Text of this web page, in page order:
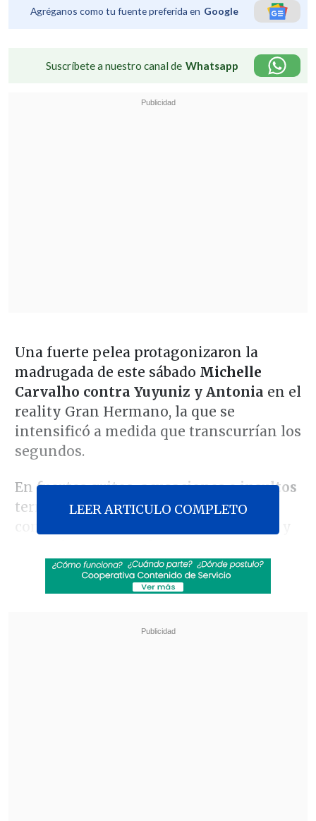
Agréganos como tu fuente preferida en Google
Suscríbete a nuestro canal de Whatsapp
Una fuerte pelea protagonizaron la
madrugada de este sábado Michelle
Carvalho contra Yuyuniz y Antonia en el
reality Gran Hermano, la que se
intensificó a medida que transcurrían los
segundos.
En fuertes gritos, acusaciones e insultos
terminó mutando la discusión que
comenzó en el sótano con la brasileña y
posteriormente se unió agresivamente
para defenderla.
LEER ARTICULO COMPLETO